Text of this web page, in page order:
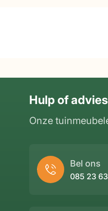
Hulp of
Onze
Bel ons
085 23